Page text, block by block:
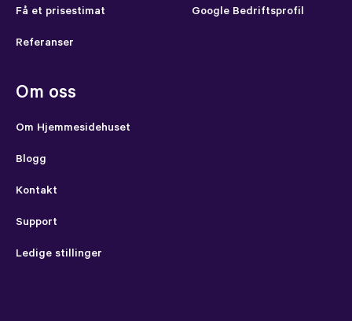
Få et prisestimat
Referanser
Google Bedriftsprofil
Om oss
Om Hjemmesidehuset
Blogg
Kontakt
Support
Ledige stillinger